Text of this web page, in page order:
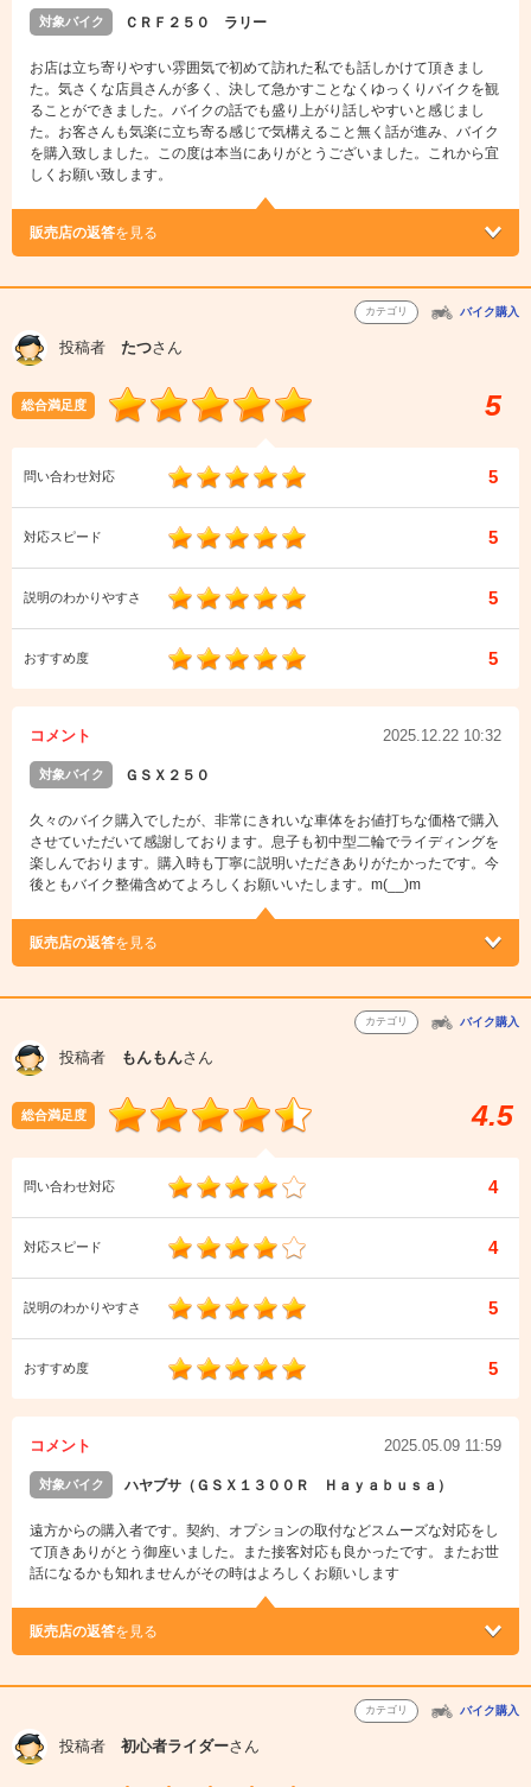
対象バイク ＣＲＦ２５０ ラリー
お店は立ち寄りやすい雰囲気で初めて訪れた私でも話しかけて頂きまし
た。気さくな店員さんが多く、決して急かすことなくゆっくりバイクを観
ることができました。バイクの話でも盛り上がり話しやすいと感じまし
た。お客さんも気楽に立ち寄る感じで気構えること無く話が進み、バイク
を購入致しました。この度は本当にありがとうございました。これから宜
しくお願い致します。
販売店の返答を見る
カテゴリ バイク購入
投稿者 たつさん
総合満足度 5
問い合わせ対応 5
対応スピード 5
説明のわかりやすさ 5
おすすめ度 5
コメント 2025.12.22 10:32
対象バイク ＧＳＸ２５０
久々のバイク購入でしたが、非常にきれいな車体をお値打ちな価格で購入
させていただいて感謝しております。息子も初中型二輪でライディングを
楽しんでおります。購入時も丁寧に説明いただきありがたかったです。今
後ともバイク整備含めてよろしくお願いいたします。m(__)m
販売店の返答を見る
カテゴリ バイク購入
投稿者 もんもんさん
総合満足度 4.5
問い合わせ対応 4
対応スピード 4
説明のわかりやすさ 5
おすすめ度 5
コメント 2025.05.09 11:59
対象バイク ハヤブサ（ＧＳＸ１３００Ｒ Ｈａｙａｂｕｓａ）
遠方からの購入者です。契約、オプションの取付などスムーズな対応をし
て頂きありがとう御座いました。また接客対応も良かったです。またお世
話になるかも知れませんがその時はよろしくお願いします
販売店の返答を見る
カテゴリ バイク購入
投稿者 初心者ライダーさん